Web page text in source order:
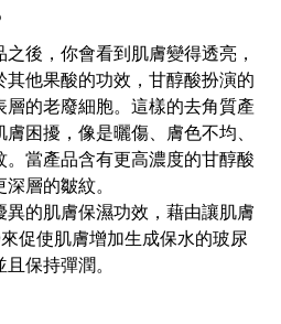
後，你會看到肌膚變得透亮，
他果酸的功效，甘醇酸扮演的
的老廢細胞。 這樣的去角質產
困擾，像是曬傷、膚色不均、
。當產品含有更高濃度的甘醇酸
層的皺紋。
的肌膚保濕功效，藉由讓肌膚
促使肌膚增加生成保水的玻尿
保持彈潤。